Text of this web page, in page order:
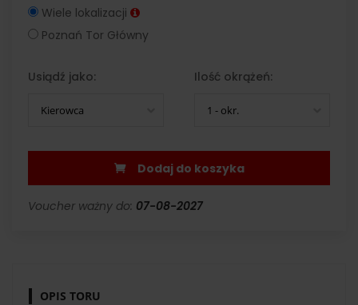
Wiele lokalizacji
Poznań Tor Główny
Usiądź jako:
Kierowca
Ilość okrążeń:
1 - okr.
Dodaj do koszyka
Voucher ważny do: 07-08-2027
OPIS TORU